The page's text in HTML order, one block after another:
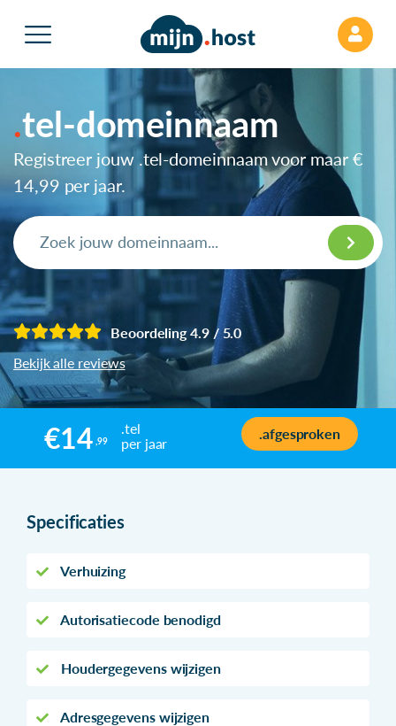
tel-domeinnaam
Registreer jouw .tel-domeinnaam voor maar €
14,99 per jaar.
Beoordeling 4.9 / 5.0
Bekijk alle reviews
€14 ,99
.tel
per jaar
.afgesproken
Specificaties
Verhuizing
Autorisatiecode benodigd
Houdergegevens wijzigen
Adresgegevens wijzigen